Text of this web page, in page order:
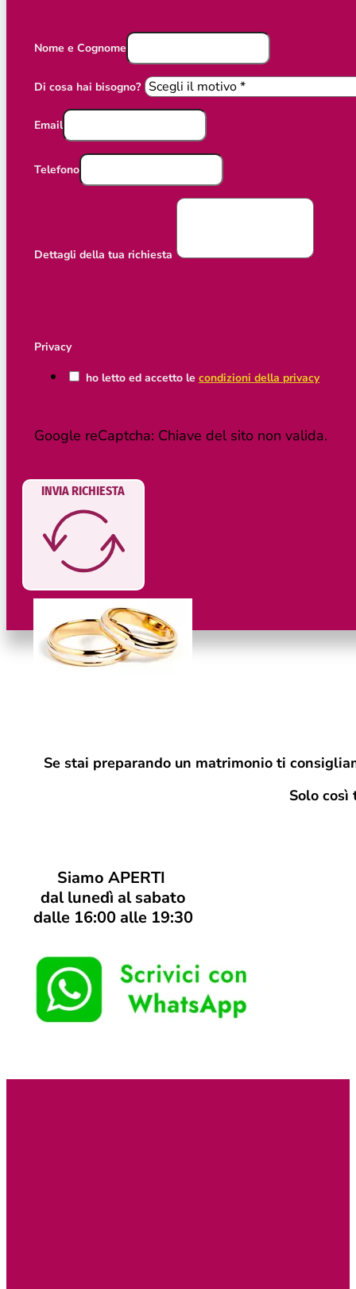
Nome e Cognome
Di cosa hai bisogno?
Email
Telefono
Dettagli della tua richiesta
Privacy
ho letto ed accetto le condizioni della privacy
Google reCaptcha: Chiave del sito non valida.
INVIA RICHIESTA
Se stai preparando un matrimonio ti
Solo così
Siamo APERTI
dal lunedì al sabato
dalle 16:00 alle 19:30